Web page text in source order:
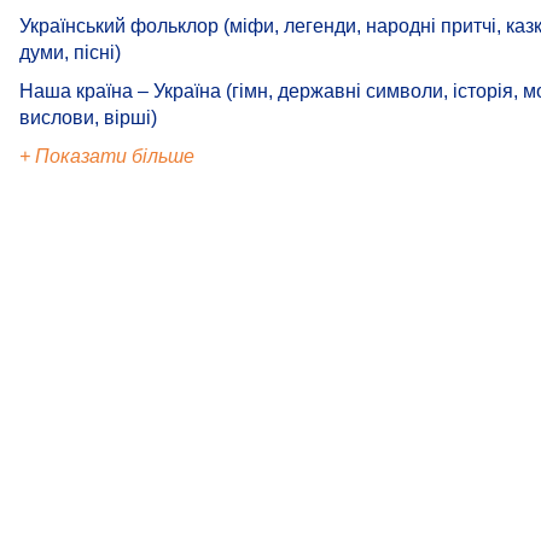
Український фольклор (міфи, легенди, народні притчі,
думи, пісні)
Наша країна – Україна (гімн, державні символи, історія,
вислови, вірші)
+ Показати більше